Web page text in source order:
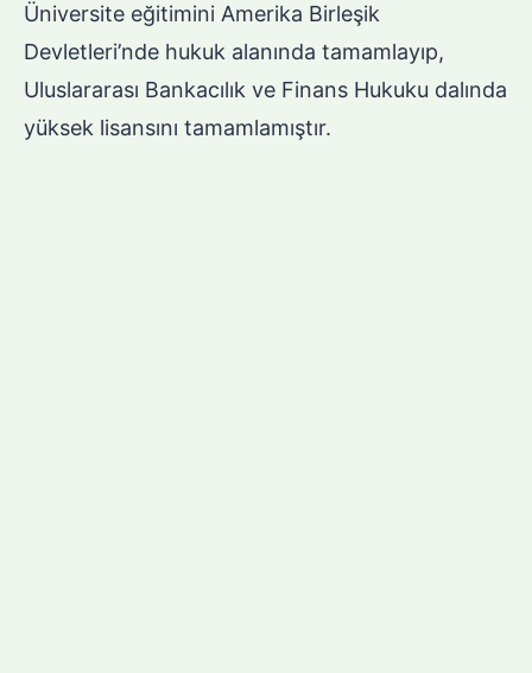
Üniversite eğitimini Amerika Birleşik
Devletleri’nde hukuk alanında tamamlayıp,
Uluslararası Bankacılık ve Finans Hukuku dalında
yüksek lisansını tamamlamıştır.